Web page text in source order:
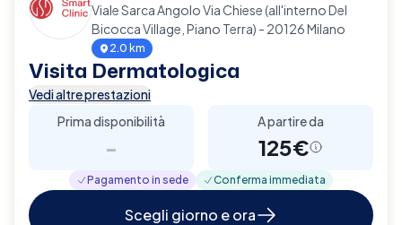
Viale Sarca Angolo Via Chiese (all'interno Del
Bicocca Village, Piano Terra) - 20126 Milano
2.0 km
Visita Dermatologica
Vedi altre prestazioni
Prima disponibilità
-
A partire da
125€
Pagamento in sede Conferma immediata
Scegli giorno e ora